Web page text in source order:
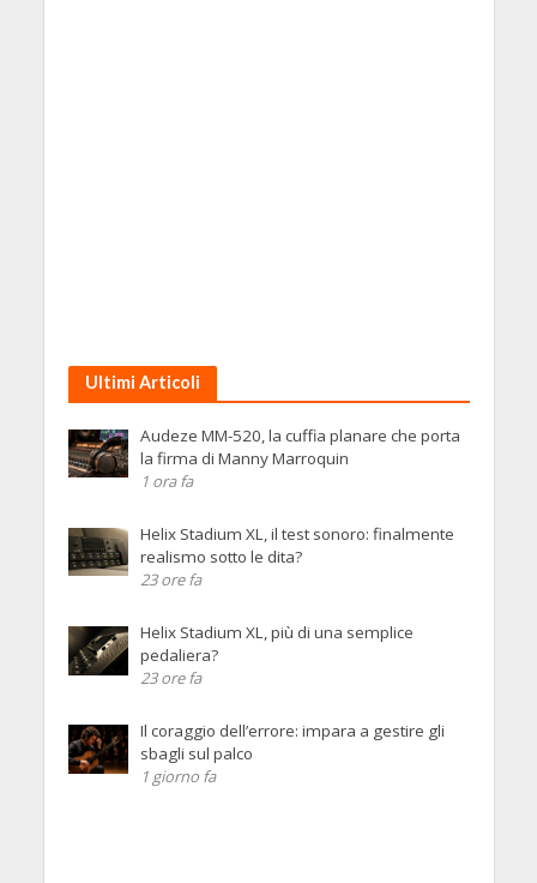
Ultimi Articoli
Audeze MM-520, la cuffia planare che porta
la firma di Manny Marroquin
1 ora fa
Helix Stadium XL, il test sonoro: finalmente
realismo sotto le dita?
23 ore fa
Helix Stadium XL, più di una semplice
pedaliera?
23 ore fa
Il coraggio dell’errore: impara a gestire gli
sbagli sul palco
1 giorno fa